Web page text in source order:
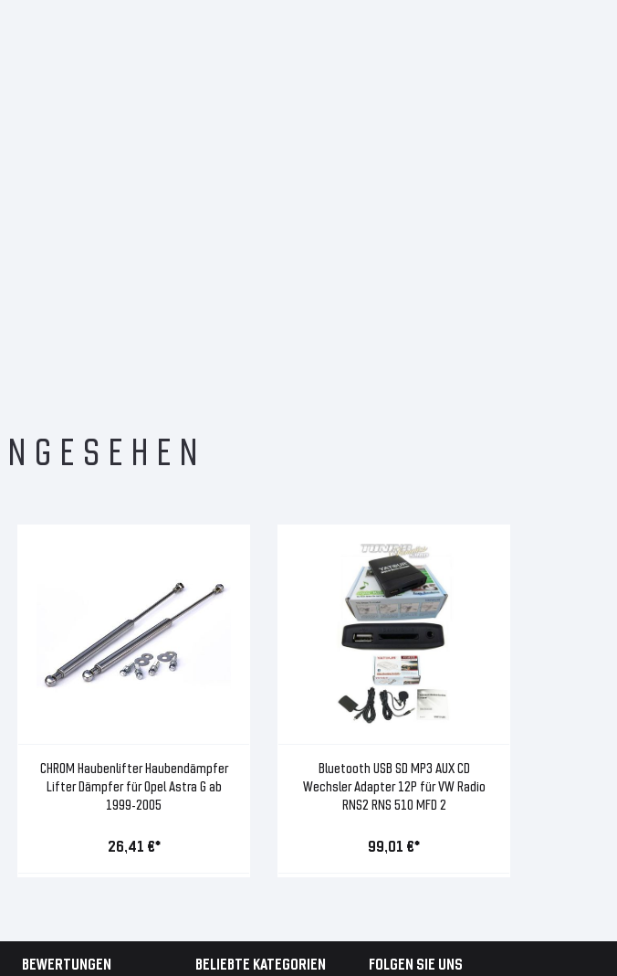
CHROM Haubenlifter Haubendämpfer
Lifter Dämpfer für Opel Astra G ab
1999-2005
26,41 €*
Bluetooth USB SD MP3 AUX CD
Wechsler Adapter 12P für VW Radio
RNS2 RNS 510 MFD 2
99,01 €*
BEWERTUNGEN BELIEBTE KATEGORIEN
FOLGEN SIE UNS